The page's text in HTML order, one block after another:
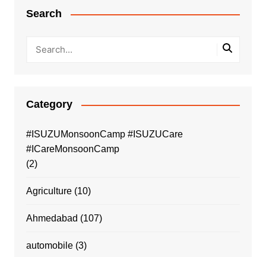
Search
Category
#ISUZUMonsoonCamp #ISUZUCare
#ICareMonsoonCamp
(2)
Agriculture(10)
Ahmedabad (107)
automobile(3)